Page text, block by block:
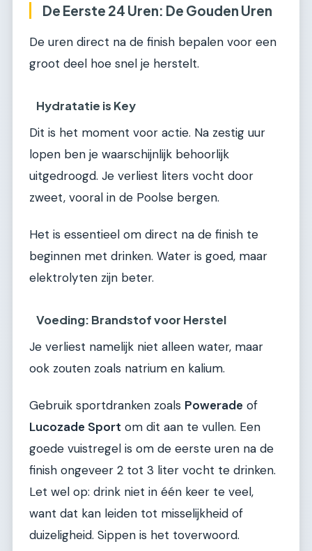
De Eerste 24 Uren: De Gouden Uren
De uren direct na de finish bepalen voor een
groot deel hoe snel je herstelt.
Hydratatie is Key
Dit is het moment voor actie. Na zestig uur
lopen ben je waarschijnlijk behoorlijk
uitgedroogd. Je verliest liters vocht door
zweet, vooral in de Poolse bergen.
Het is essentieel om direct na de finish te
beginnen met drinken. Water is goed, maar
elektrolyten zijn beter.
Voeding: Brandstof voor Herstel
Je verliest namelijk niet alleen water, maar
ook zouten zoals natrium en kalium.
Gebruik sportdranken zoals Powerade of
Lucozade Sport om dit aan te vullen. Een
goede vuistregel is om de eerste uren na de
finish ongeveer 2 tot 3 liter vocht te drinken.
Let wel op: drink niet in één keer te veel,
want dat kan leiden tot misselijkheid of
duizeligheid. Sippen is het toverwoord.